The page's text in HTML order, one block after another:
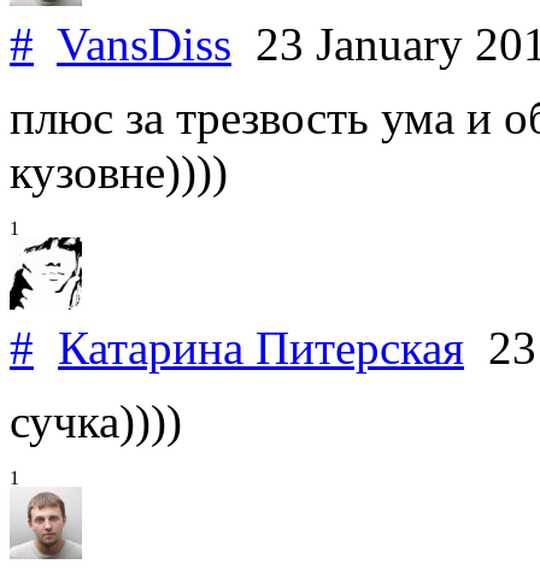
# VansDiss 23 January
плюс за трезвость ума и
кузовне))))
1
# Катарина Питерская
сучка))))
1